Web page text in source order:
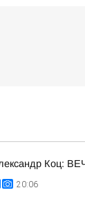
Коц:
20:06